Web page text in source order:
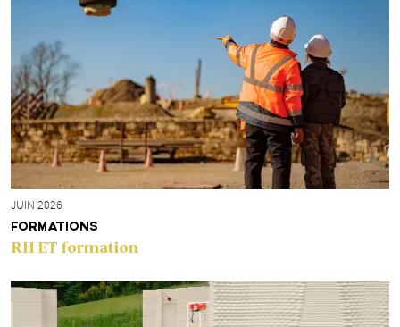
JUIN 2026
FORMATIONS
RH ET formation